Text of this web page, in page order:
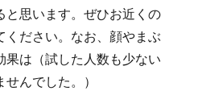
と思います。ぜひお近くの
ください。なお、顔やまぶ
果は（試した人数も少ない
んでした。）